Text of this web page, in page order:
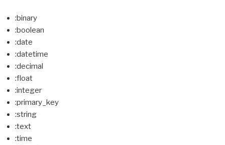
:binary
:boolean
:date
:datetime
:decimal
:float
:integer
:primary_key
:string
:text
:time